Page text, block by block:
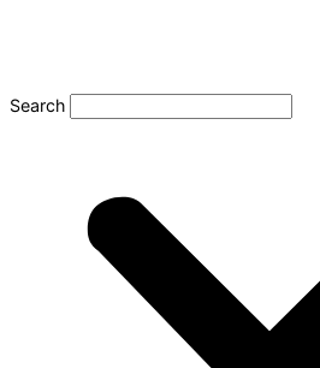
Search